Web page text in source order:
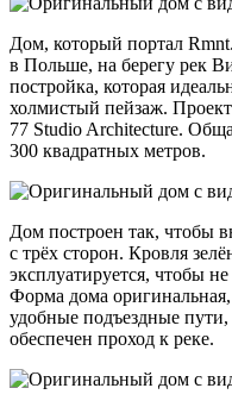
Дом, который портал
в Польше, на берегу рек
постройка, которая
холмистый пейзаж.
77 Studio Architecture.
300 квадратных метров.
Дом построен так, чтобы
с трёх сторон. Кровля
эксплуатируется, чтобы
Форма дома
удобные подъездные
обеспечен проход к реке.